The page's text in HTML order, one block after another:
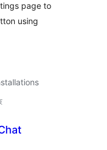
page to
using